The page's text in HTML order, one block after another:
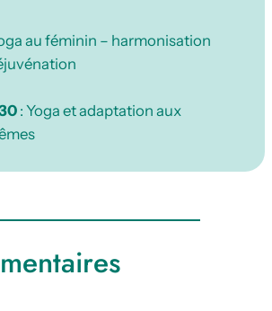
au féminin – harmonisation
: Yoga et adaptation aux